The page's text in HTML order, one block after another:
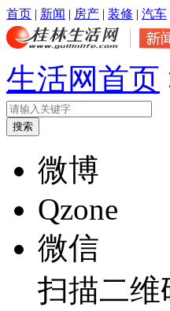
首页 | 新闻 | 房产 | 装修 | 汽车
生活网首页
微博
Qzone
微信
扫描二维